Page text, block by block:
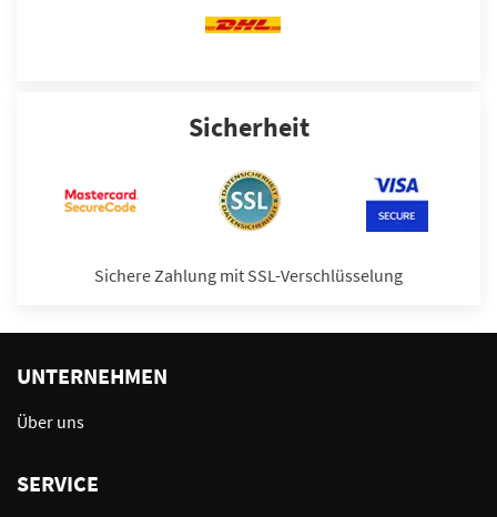
Sicherheit
Sichere Zahlung mit SSL-Verschlüsselung
UNTERNEHMEN
Über uns
SERVICE